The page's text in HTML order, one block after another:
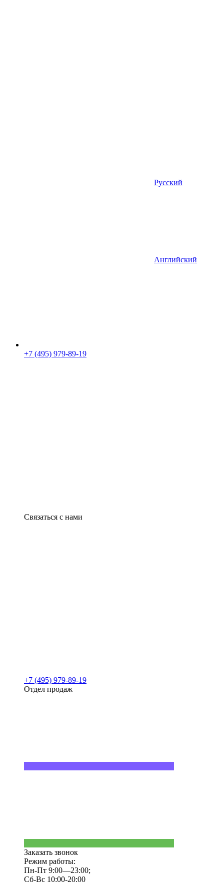
Русский
Английский
+7 (495) 979-89-19
Связаться с нами
+7 (495) 979-89-19
Отдел продаж
Заказать звонок
Режим работы:
Пн-Пт 9:00—23:00;
Сб-Вс 10:00-20:00